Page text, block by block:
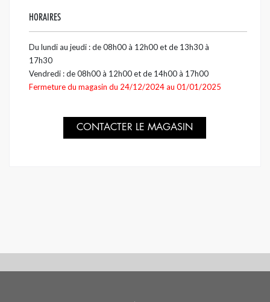
HORAIRES
Du lundi au jeudi : de08h00 à 12h00et de 13h30 à
17h30
Vendredi : de08h00 à 12h00et de 14h00 à 17h00
Fermeture du magasin du 24/12/2024 au 01/01/2025
CONTACTER LE MAGASIN